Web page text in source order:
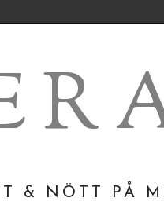
& NÖTT PÅ